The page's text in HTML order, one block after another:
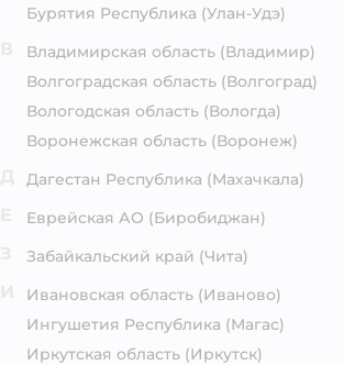
Бурятия Республика (Улан-Удэ)
Владимирская область (Владимир)
Волгоградская область (Волгоград)
Вологодская область (Вологда)
Воронежская область (Воронеж)
Дагестан Республика (Махачкала)
Еврейская АО (Биробиджан)
Забайкальский край (Чита)
Ивановская область (Иваново)
Ингушетия Республика (Магас)
Иркутская область (Иркутск)